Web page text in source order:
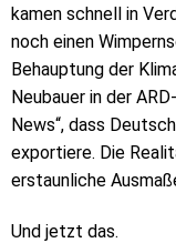
kamen schnell in
noch einen
Behauptung der
Neubauer in der
News“, dass
exportiere. Die
erstaunliche
Und jetzt das.